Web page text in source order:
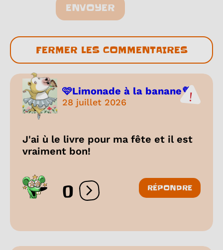
ENVOYER
FERMER LES COMMENTAIRES
🩷Limonade à la banane💜
28 juillet 2026
J'ai ù le livre pour ma fête et il est
vraiment bon!
0 Ouvrir les réactions
RÉPONDRE